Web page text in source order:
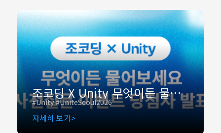
조코딩 X Unity 무엇이든 물어보세요 - 사전질문 이벤트 당첨자 발표
#Unity #UniteSeoul2026
자세히 보기